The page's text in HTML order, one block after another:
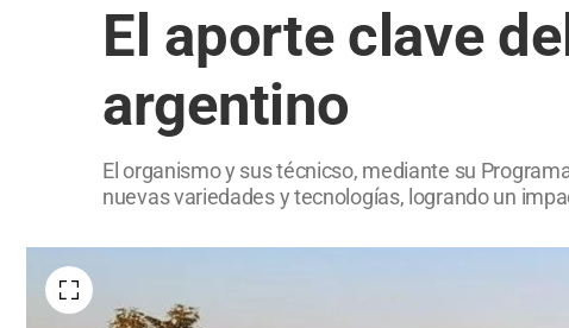
El aporte clave
argentino
El organismo y sus técnicso, mediante su
nuevas variedades y tecnologías, logrando un